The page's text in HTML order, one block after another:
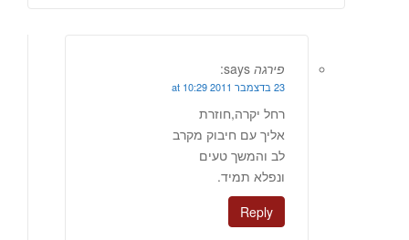
פירגה says:
23 בדצמבר 2011 at 10:29
רחל יקרה,חוזרת
אליך עם חיבוק מקרב
לב והמשך טעים
ונפלא תמיד.
Reply